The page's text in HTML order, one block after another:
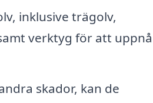
inklusive trägolv,
verktyg för att uppnå
skador, kan de